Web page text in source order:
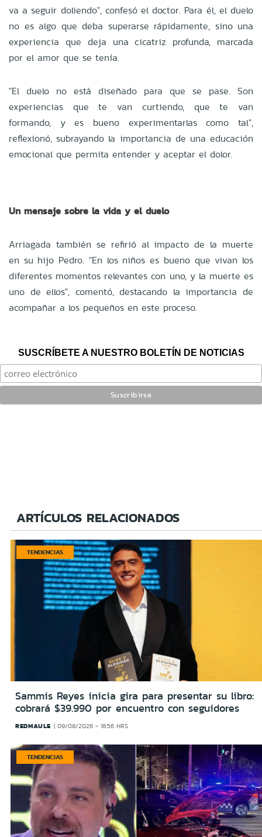
va a seguir doliendo", confesó el doctor. Para él, el duelo
no es algo que deba superarse rápidamente, sino una
experiencia que deja una cicatriz profunda, marcada
por el amor que se tenía.
"El duelo no está diseñado para que se pase. Son
experiencias que te van curtiendo, que te van
formando, y es bueno experimentarlas como tal",
reflexionó, subrayando la importancia de una educación
emocional que permita entender y aceptar el dolor.
Un mensaje sobre la vida y el duelo
Arriagada también se refirió al impacto de la muerte
en su hijo Pedro. "En los niños es bueno que vivan los
diferentes momentos relevantes con uno, y la muerte es
uno de ellos", comentó, destacando la importancia de
acompañar a los pequeños en este proceso.
SUSCRÍBETE A NUESTRO BOLETÍN DE NOTICIAS
ARTÍCULOS RELACIONADOS
TENDENCIAS
Sammis Reyes inicia gira para presentar su libro:
cobrará $39.990 por encuentro con seguidores
REDMAULE 09/08/2026 - 18:56 HRS
TENDENCIAS